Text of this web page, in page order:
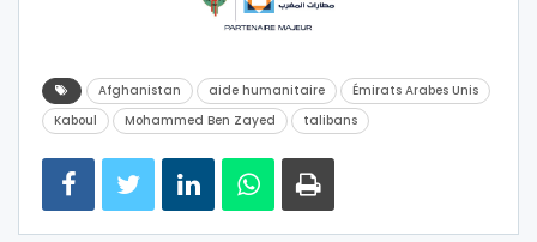
Afghanistan aide humanitaire
Émirats Arabes Unis
Kaboul
Mohammed Ben Zayed talibans